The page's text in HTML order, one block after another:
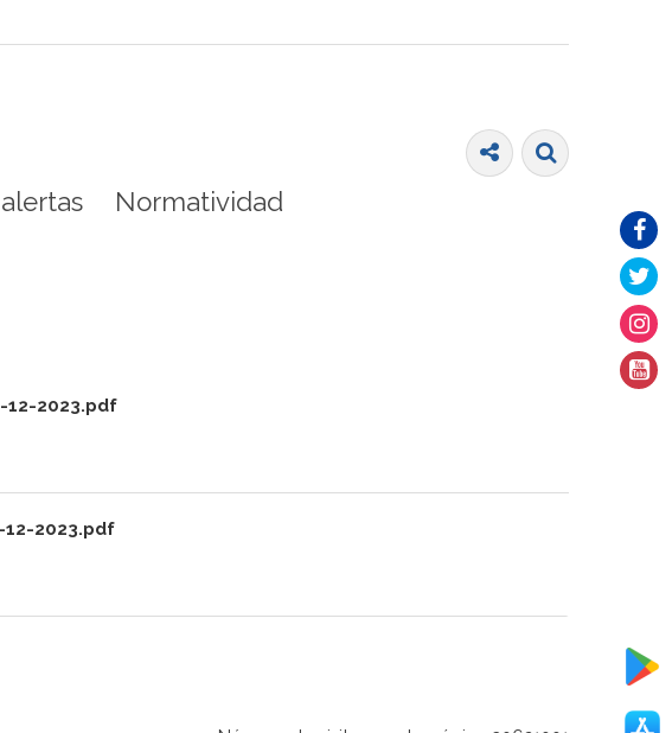
Normatividad
12-2023.pdf
2023.pdf